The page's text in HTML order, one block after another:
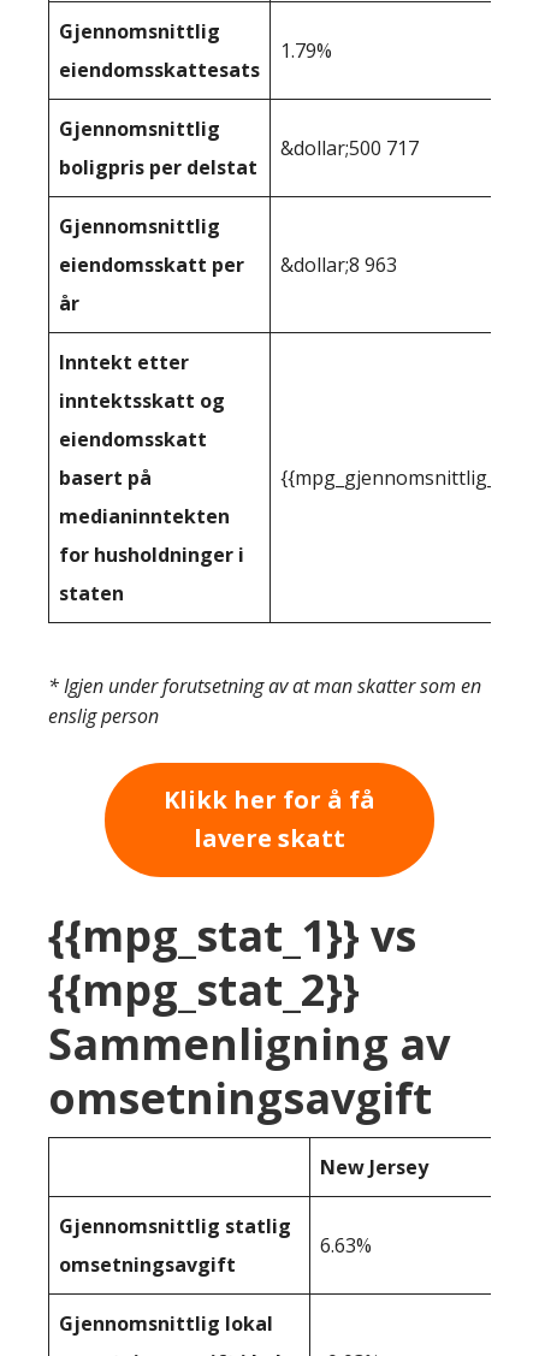
Gjennomsnittlig
eiendomsskattesats
1.79%
Gjennomsnittlig
boligpris per delstat
&dollar;500 717
Gjennomsnittlig
eiendomsskatt per
år
&dollar;8 963
Inntekt etter
inntektsskatt og
eiendomsskatt
basert på
medianinntekten
for husholdninger i
staten
* Igjen under forutsetning av at man skatter som en
enslig person
Klikk her for å få
lavere skatt
{{mpg_stat_1}} vs
{{mpg_stat_2}}
Sammenligning av
omsetningsavgift
New Jersey
Gjennomsnittlig statlig
omsetningsavgift
6.63%
Gjennomsnittlig lokal